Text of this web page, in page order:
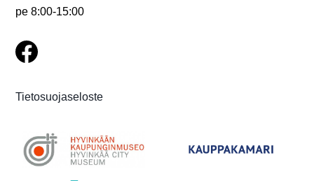
pe 8:00-15:00
Tietosuojaseloste